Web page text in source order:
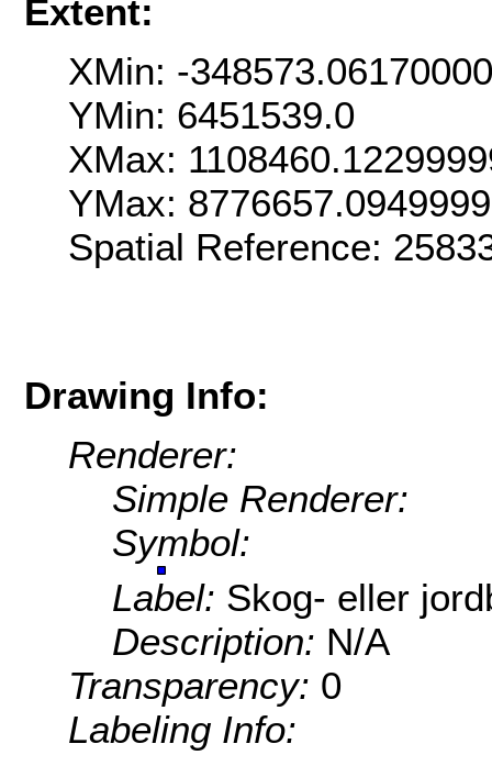
Extent:
XMin: -
YMin: 6451539.0
XMax:
YMax:
Spatial Reference:
Drawing Info:
Renderer:
Simple Renderer:
Symbol:
Label: Skog- eller
Description: N/A
Transparency: 0
Labeling Info: